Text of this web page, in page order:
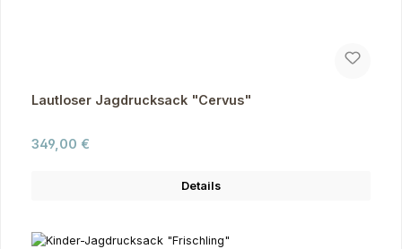
Lautloser Jagdrucksack "Cervus"
Regulärer Preis:
349,00 €
Details